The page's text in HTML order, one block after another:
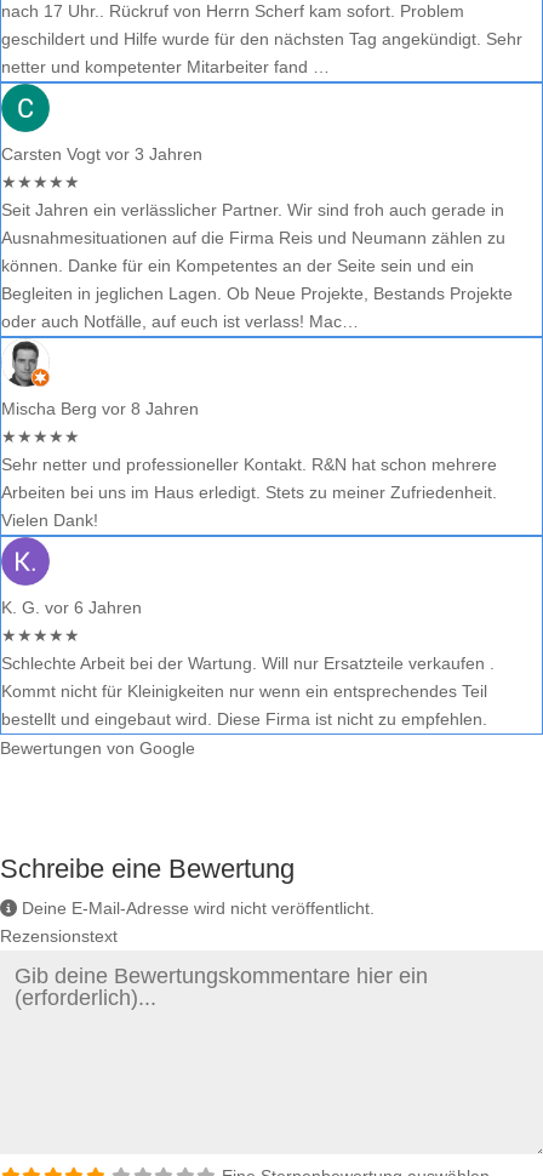
nach 17 Uhr.. Rückruf von Herrn Scherf kam sofort. Problem
geschildert und Hilfe wurde für den nächsten Tag angekündigt. Sehr
netter und kompetenter Mitarbeiter fand …
Carsten Vogt vor 3 Jahren
★★★★★
Seit Jahren ein verlässlicher Partner. Wir sind froh auch gerade in
Ausnahmesituationen auf die Firma Reis und Neumann zählen zu
können. Danke für ein Kompetentes an der Seite sein und ein
Begleiten in jeglichen Lagen. Ob Neue Projekte, Bestands Projekte
oder auch Notfälle, auf euch ist verlass! Mac…
Mischa Berg vor 8 Jahren
★★★★★
Sehr netter und professioneller Kontakt. R&N hat schon mehrere
Arbeiten bei uns im Haus erledigt. Stets zu meiner Zufriedenheit.
Vielen Dank!
K. G. vor 6 Jahren
★★★★★
Schlechte Arbeit bei der Wartung. Will nur Ersatzteile verkaufen .
Kommt nicht für Kleinigkeiten nur wenn ein entsprechendes Teil
bestellt und eingebaut wird. Diese Firma ist nicht zu empfehlen.
Bewertungen von Google
Schreibe eine Bewertung
Deine E-Mail-Adresse wird nicht veröffentlicht.
Rezensionstext